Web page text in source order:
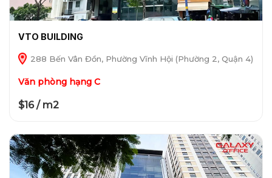
VTO BUILDING
288 Bến Vân Đồn, Phường Vĩnh Hội (Phường 2, Quận 4)
Văn phòng hạng C
$16 / m2